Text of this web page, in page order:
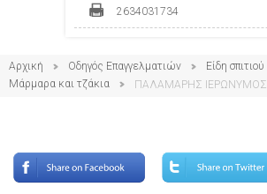
2634031734
Αρχική Οδηγός Επαγγελματιών
Είδη σπιτιού
Μάρμαρα και τζάκια
ΠΑΛΑΜΑΡΗΣ ΙΕΡΩΝΥΜΟΣ